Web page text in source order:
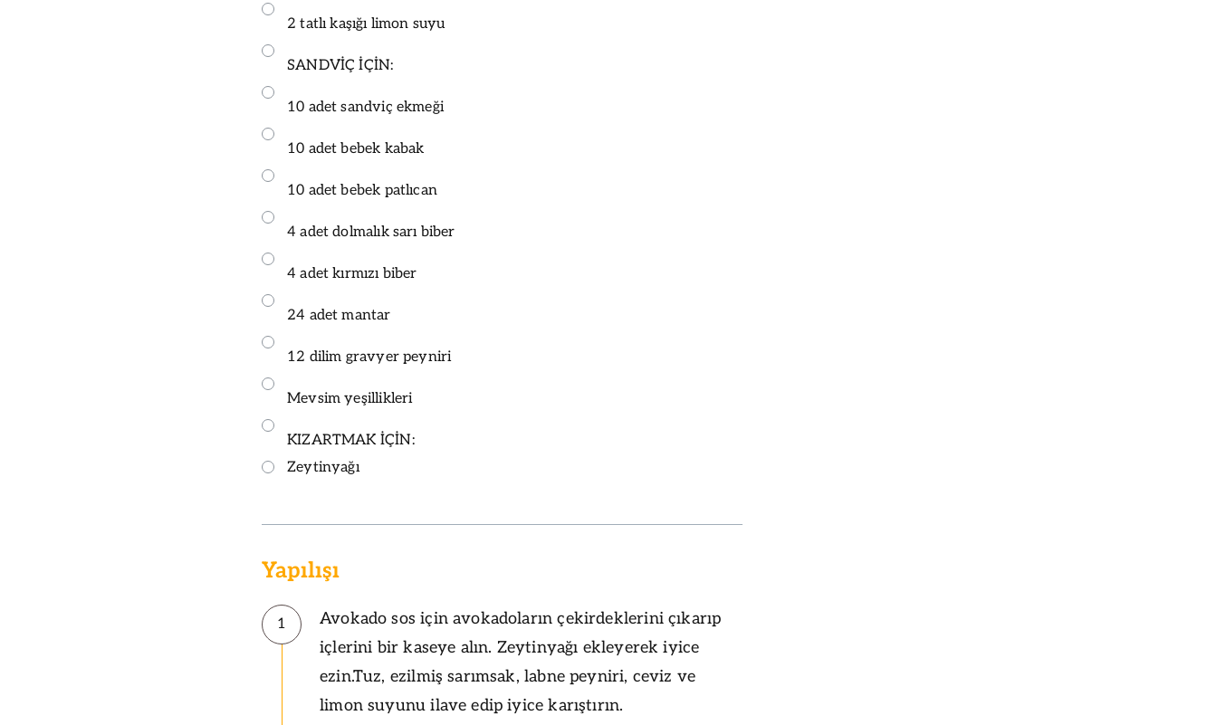
2 tatlı kaşığı limon suyu
SANDVİÇ İÇİN:
10 adet sandviç ekmeği
10 adet bebek kabak
10 adet bebek patlıcan
4 adet dolmalık sarı biber
4 adet kırmızı biber
24 adet mantar
12 dilim gravyer peyniri
Mevsim yeşillikleri
KIZARTMAK İÇİN:
Zeytinyağı
Yapılışı
1
Avokado sos için avokadoların çekirdeklerini çıkarıp
içlerini bir kaseye alın. Zeytinyağı ekleyerek iyice
ezin.Tuz, ezilmiş sarımsak, labne peyniri, ceviz ve
limon suyunu ilave edip iyice karıştırın.